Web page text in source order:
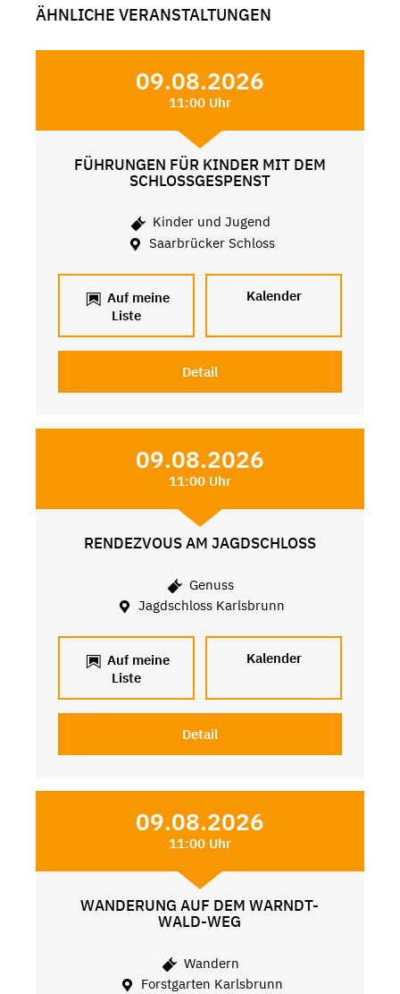
ÄHNLICHE VERANSTALTUNGEN
09.08.2026
11:00 Uhr
FÜHRUNGEN FÜR KINDER MIT DEM
SCHLOSSGESPENST
Kinder und Jugend
Saarbrücker Schloss
Auf meine
Liste
Kalender
Detail
09.08.2026
11:00 Uhr
RENDEZVOUS AM JAGDSCHLOSS
Genuss
Jagdschloss Karlsbrunn
Auf meine
Liste
Kalender
Detail
09.08.2026
11:00 Uhr
WANDERUNG AUF DEM WARNDT-
WALD-WEG
Wandern
Forstgarten Karlsbrunn